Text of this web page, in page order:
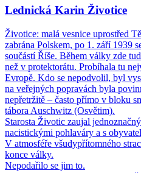
Lednická Karin Životice
Životice: malá vesnice uprostřed
zabrána Polskem, po 1. září 1939
součástí Říše. Během války zde
než v protektorátu. Probíhala tu
Evropě. Kdo se nepodvolil, byl
na veřejných popravách byla
nepřetržitě – často přímo v bloku
tábora Auschwitz (Osvětim).
Starosta Životic zaujal
nacistickými pohlaváry a s
V atmosféře všudypřítomného
konce války.
Nepodařilo se jim to.